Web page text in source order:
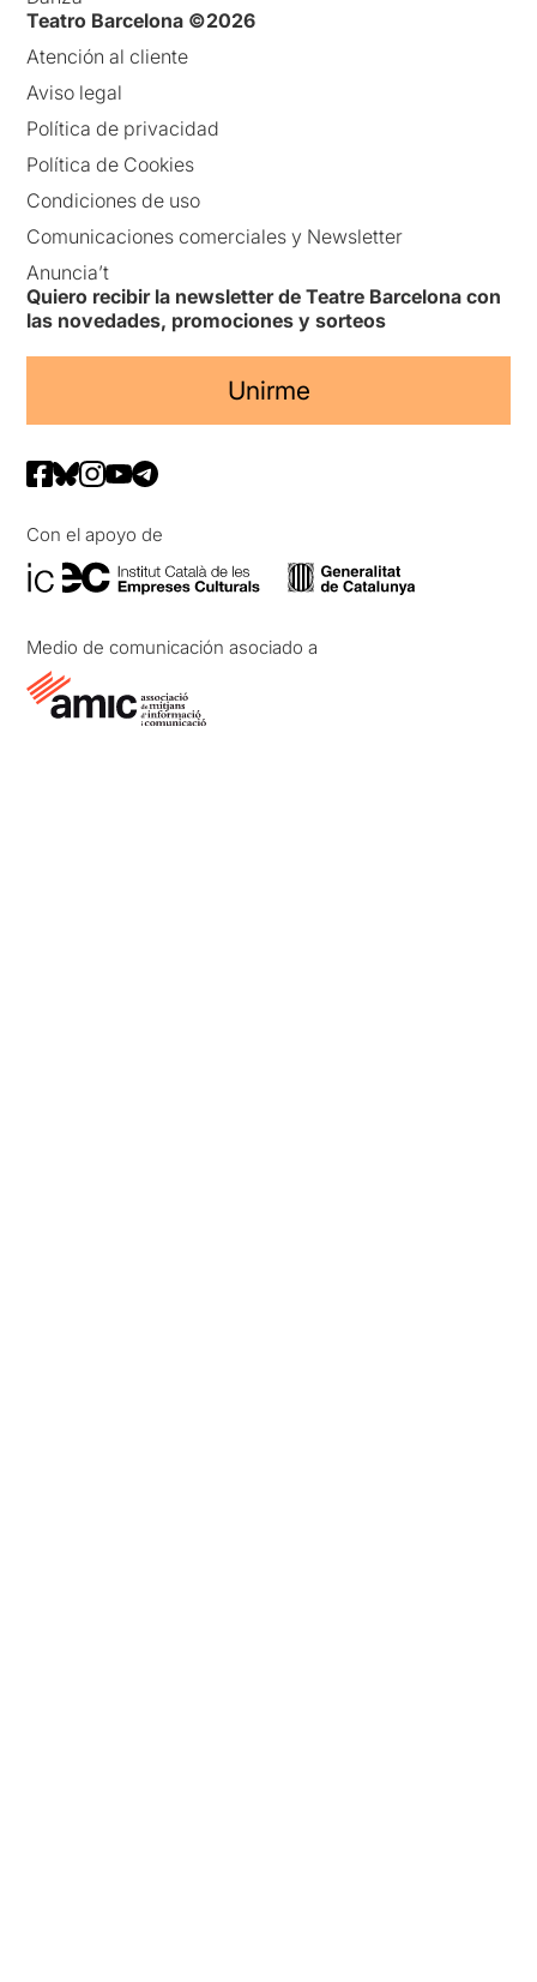
Teatro Barcelona ©2026
Atención al cliente
Aviso legal
Política de privacidad
Política de Cookies
Condiciones de uso
Comunicaciones comerciales y Newsletter
Anuncia’t
Quiero recibir la newsletter de Teatre Barcelona con
las novedades, promociones y sorteos
Unirme
Con el apoyo de
Medio de comunicación asociado a